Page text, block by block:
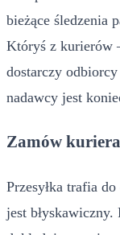
bieżące śledzenia
Któryś z kurierów
dostarczy
nadawcy jest
Zamów
Przesyłka trafia
jest